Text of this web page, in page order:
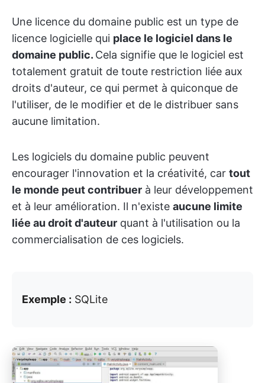
Une licence du domaine public est un type de
licence logicielle qui place le logiciel dans le
domaine public. Cela signifie que le logiciel est
totalement gratuit de toute restriction liée aux
droits d'auteur, ce qui permet à quiconque de
l'utiliser, de le modifier et de le distribuer sans
aucune limitation.
Les logiciels du domaine public peuvent
encourager l'innovation et la créativité, car tout
le monde peut contribuer à leur développement
et à leur amélioration. Il n'existe aucune limite
liée au droit d'auteur quant à l'utilisation ou la
commercialisation de ces logiciels.
Exemple : SQLite